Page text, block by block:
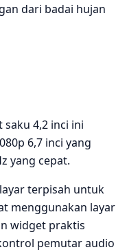
dari badai hujan
4,2 inci ini
6,7 inci yang
yang cepat.
terpisah untuk
menggunakan layar
widget praktis
pemutar audio